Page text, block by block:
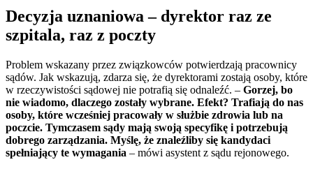
Decyzja uznaniowa – dyrektor raz ze
szpitala, raz z poczty
Problem wskazany przez związkowców potwierdzają pracownicy
sądów. Jak wskazują, zdarza się, że dyrektorami zostają osoby, które
w rzeczywistości sądowej nie potrafią się odnaleźć. – Gorzej, bo
nie wiadomo, dlaczego zostały wybrane. Efekt? Trafiają do nas
osoby, które wcześniej pracowały w służbie zdrowia lub na
poczcie. Tymczasem sądy mają swoją specyfikę i potrzebują
dobrego zarządzania. Myślę, że znaleźliby się kandydaci
spełniający te wymagania – mówi asystent z sądu rejonowego.